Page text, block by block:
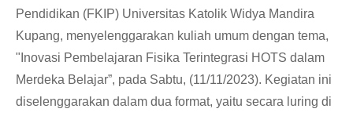
Pendidikan (FKIP) Universitas Katolik Widya Mandira
Kupang, menyelenggarakan kuliah umum dengan tema,
"Inovasi Pembelajaran Fisika Terintegrasi HOTS dalam
Merdeka Belajar”, pada Sabtu, (11/11/2023). Kegiatan ini
diselenggarakan dalam dua format, yaitu secara luring di